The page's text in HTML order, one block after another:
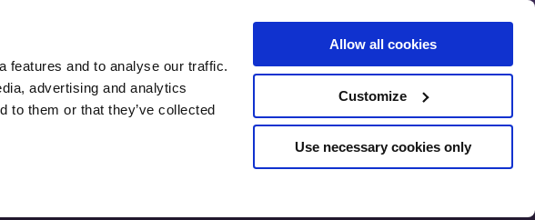
features and to analyse our traffic.
advertising and analytics
to them or that they’ve collected
Allow all cookies
Customize
Use necessary cookies only
Critiques
Pré-évaluation du
référencement